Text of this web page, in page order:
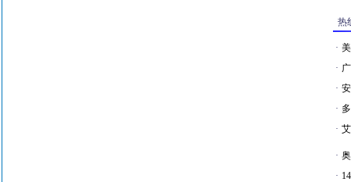
热
·
·
·
·
·
·
·